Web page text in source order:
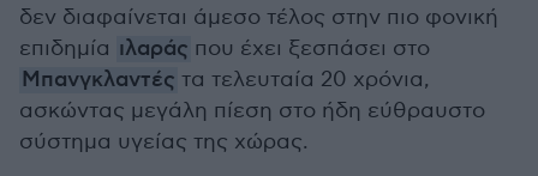
δεν διαφαίνεται άμεσο τέλος στην πιο φονική
επιδημία ιλαράς που έχει ξεσπάσει στο
Μπανγκλαντές τα τελευταία 20 χρόνια,
ασκώντας μεγάλη πίεση στο ήδη εύθραυστο
σύστημα υγείας της χώρας.